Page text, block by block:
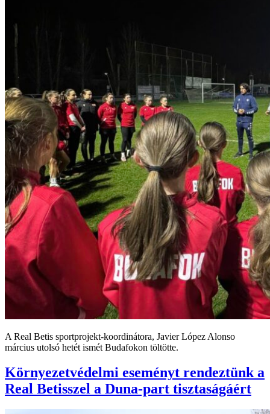
A Real Betis sportprojekt-koordinátora, Javier López Alonso
március utolsó hetét ismét Budafokon töltötte.
Környezetvédelmi eseményt rendeztünk a
Real Betisszel a Duna-part tisztaságáért